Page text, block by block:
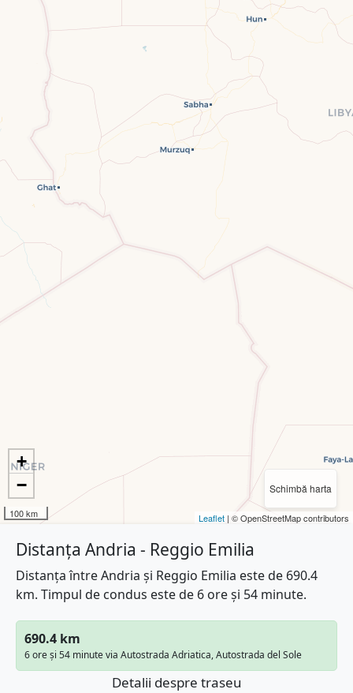
Schimbă harta
+
−
100 km Leaflet | © OpenStreetMap contributors
Distanța Andria - Reggio Emilia
Distanța între Andria și Reggio Emilia este de 690.4
km. Timpul de condus este de 6 ore și 54 minute.
690.4 km
6 ore și 54 minute via Autostrada Adriatica, Autostrada del Sole
Detalii despre traseu